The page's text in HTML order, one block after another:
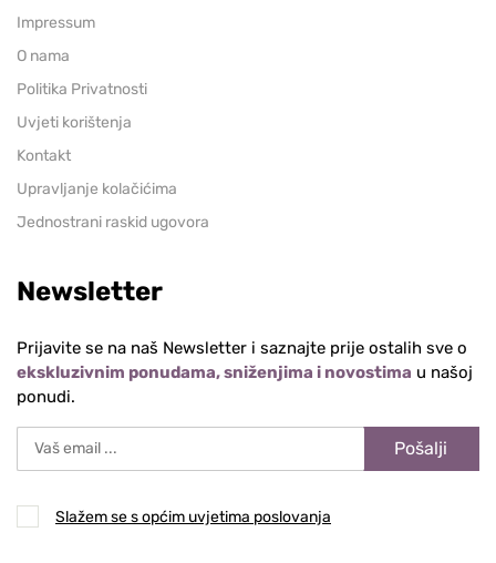
Impressum
O nama
Politika Privatnosti
Uvjeti korištenja
Kontakt
Upravljanje kolačićima
Jednostrani raskid ugovora
Newsletter
Prijavite se na naš Newsletter i saznajte prije ostalih sve o
ekskluzivnim ponudama, sniženjima i novostima u našoj
ponudi.
Pošalji
Slažem se s općim uvjetima poslovanja